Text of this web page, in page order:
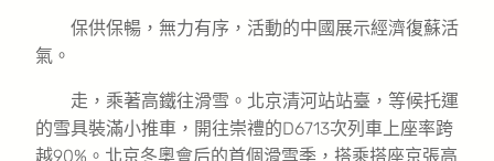
保供保暢，無力有序，活動的中國展示經濟復蘇活
氣。
走，乘著高鐵往滑雪。北京清河站站臺，等候托運
的雪具裝滿小推車，開往崇禮的D6713次列車上座率跨
越90%。北京冬奧會后的首個滑雪季，搭乘搭座京張高